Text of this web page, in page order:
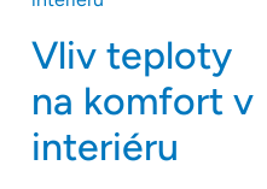
Vliv teploty
na komfort v
interiéru